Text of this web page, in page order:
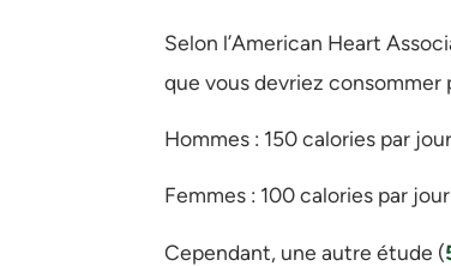
Selon l’American Heart
que vous devriez consommer
Hommes : 150 calories par
Femmes : 100 calories par
Cependant, une autre étude (